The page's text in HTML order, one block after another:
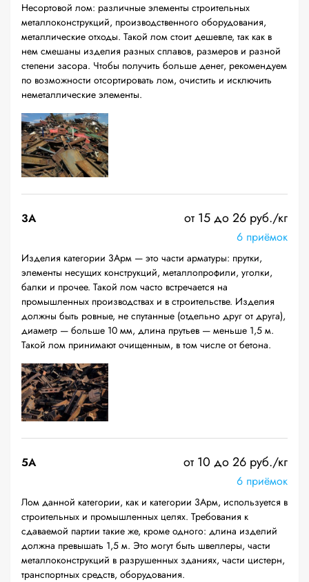
Несортовой лом: различные элементы строительных
металлоконструкций, производственного оборудования,
металлические отходы. Такой лом стоит дешевле, так как в
нем смешаны изделия разных сплавов, размеров и разной
степени засора. Чтобы получить больше денег, рекомендуем
по возможности отсортировать лом, очистить и исключить
неметаллические элементы.
3А от 15 до 26 руб./кг
6 приёмок
Изделия категории 3Арм — это части арматуры: прутки,
элементы несущих конструкций, металлопрофили, уголки,
балки и прочее. Такой лом часто встречается на
промышленных производствах и в строительстве. Изделия
должны быть ровные, не спутанные (отдельно друг от друга),
диаметр — больше 10 мм, длина прутьев — меньше 1,5 м.
Такой лом принимают очищенным, в том числе от бетона.
5А от 10 до 26 руб./кг
6 приёмок
Лом данной категории, как и категории 3Арм, используется в
строительных и промышленных целях. Требования к
сдаваемой партии такие же, кроме одного: длина изделий
должна превышать 1,5 м. Это могут быть швеллеры, части
металлоконструкций в разрушенных зданиях, части цистерн,
транспортных средств, оборудования.